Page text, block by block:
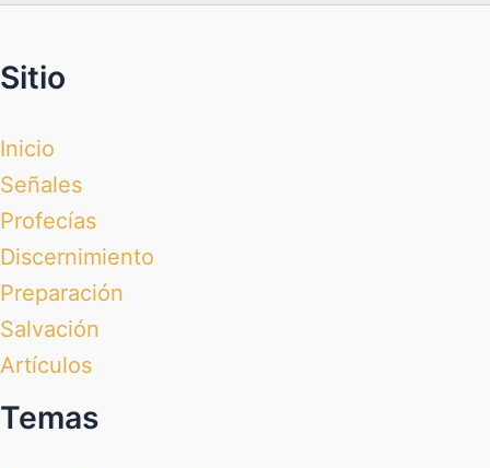
Sitio
Inicio
Señales
Profecías
Discernimiento
Preparación
Salvación
Artículos
Temas